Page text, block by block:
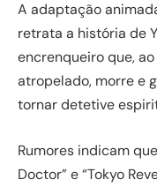
A adaptação
retrata a história de
encrenqueiro que,
atropelado, morre e
tornar detetive
Rumores indicam
Doctor” e “Tokyo